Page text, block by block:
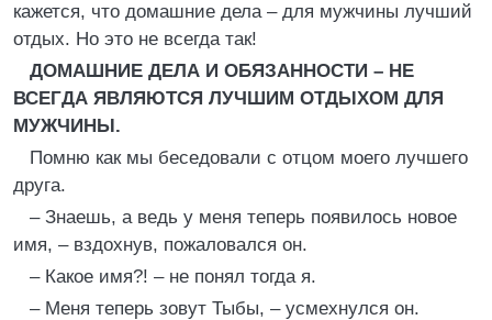
кажется, что домашние дела – для мужчины лучший
отдых. Но это не всегда так!
ДОМАШНИЕ ДЕЛА И ОБЯЗАННОСТИ – НЕ
ВСЕГДА ЯВЛЯЮТСЯ ЛУЧШИМ ОТДЫХОМ ДЛЯ
МУЖЧИНЫ.
Помню как мы беседовали с отцом моего лучшего
друга.
– Знаешь, а ведь у меня теперь появилось новое
имя, – вздохнув, пожаловался он.
– Какое имя?! – не понял тогда я.
– Меня теперь зовут Тыбы, – усмехнулся он.